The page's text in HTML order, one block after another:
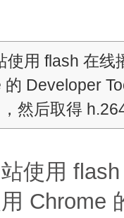
使用 flash 在线
的 Developer
然后取得
使用
Chrome